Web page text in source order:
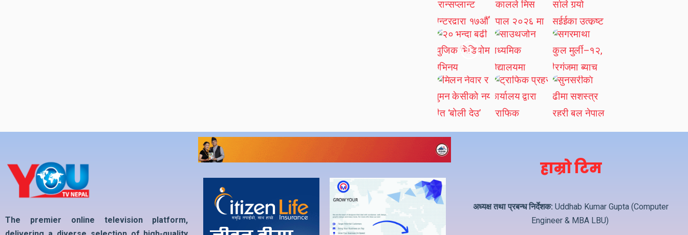
The premier online television platform,
हाम्रो टिम
अध्यक्ष तथा प्रबन्ध निर्देशक:Uddhab Kumar Gupta (Computer
Engineer & MBA LBU)